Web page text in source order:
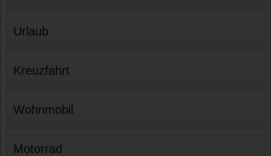
Urlaub
Kreuzfahrt
Wohnmobil
Motorrad